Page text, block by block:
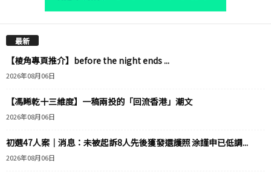
最新
【棱角專頁推介】before the night ends ...
2026年08月06日
【馮睎乾十三維度】一稿兩投的「回流香港」潮文
2026年08月06日
初選47人案｜消息：未被起訴8人先後獲發還護照 涂謹申已低調...
2026年08月06日